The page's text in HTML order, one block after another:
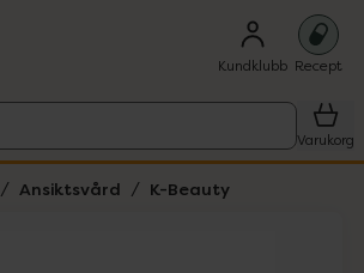
Kundklubb Recept
Varukorg
Ansiktsvård K-Beauty